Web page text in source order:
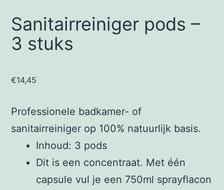
Sanitairreiniger pods –
3 stuks
€14,45
Professionele badkamer- of
sanitairreiniger op 100% natuurlijk basis.
Inhoud: 3 pods
Dit is een concentraat. Met één
capsule vul je een 750ml sprayflacon